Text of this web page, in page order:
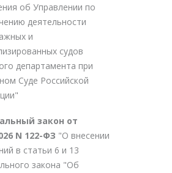
об Управлении по
деятельности
и
судов
департамента при
Суде Российской
закон от
N 122-ФЗ "О внесении
в статьи 6 и 13
закона "Об